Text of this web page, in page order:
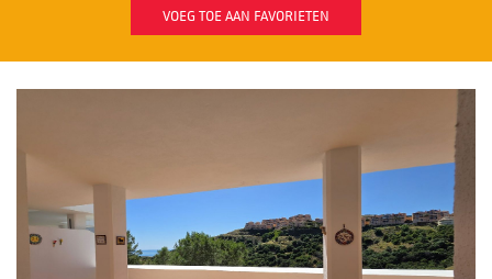
VOEG TOE AAN FAVORIETEN